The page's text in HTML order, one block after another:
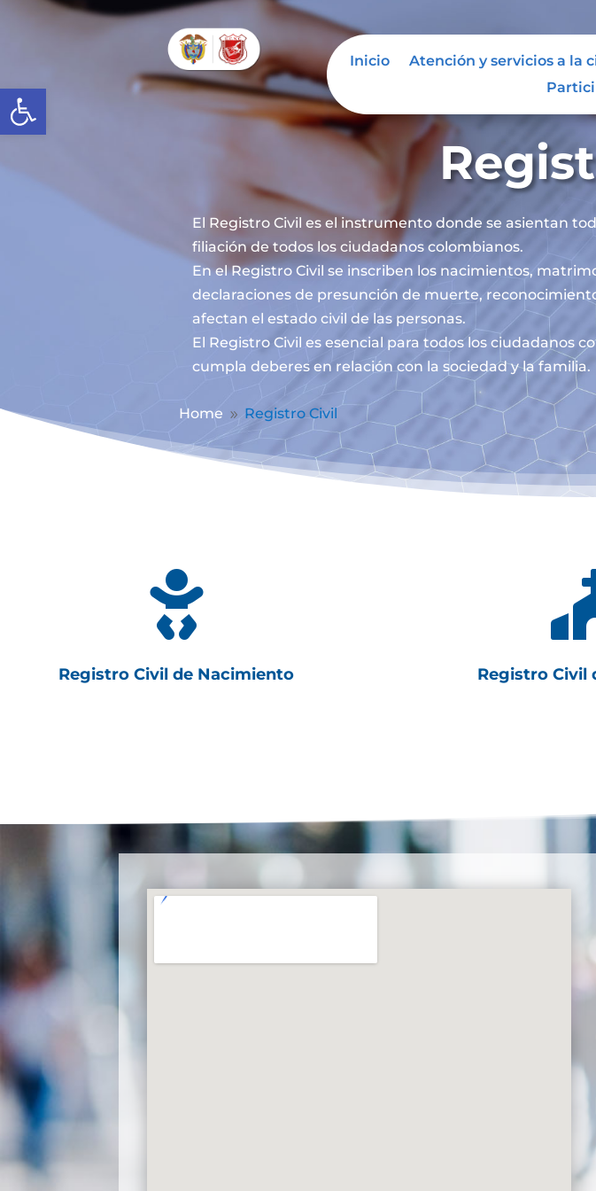
Abrir barra de herramientas
Inicio Atención y servicios a la
El Registro Civil es el instrumento donde se asientan
filiación de todos los ciudadanos colombianos.
En el Registro Civil se inscriben los nacimientos,
declaraciones de presunción de muerte,
afectan el estado civil de las personas.
El Registro Civil es esencial para todos los ciudadanos
cumpla deberes en relación con la sociedad y la familia.
Home 9 Registro Civil

Registro Civil de Nacimiento Registro Civil